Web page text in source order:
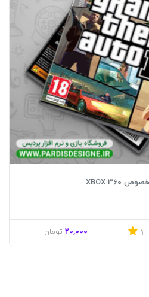
1
20,000 تومان